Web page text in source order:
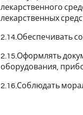
лекарственного
лекарственных
2.14.Обеспечивать
2.15.Оформлять
оборудования,
2.16.Соблюдать